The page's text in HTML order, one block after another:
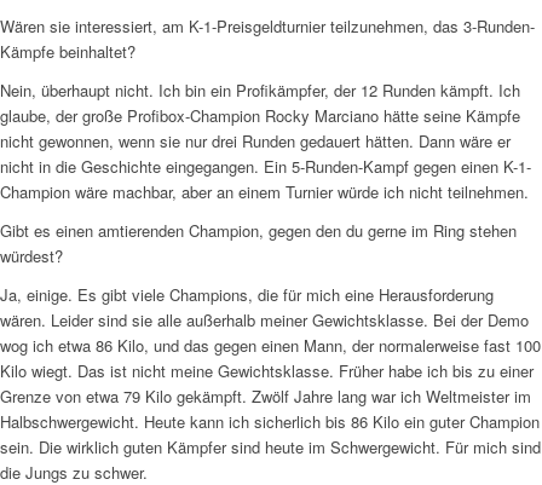
Wären sie interessiert, am K-1-Preisgeldturnier teilzunehmen, das 3-Runden-
Kämpfe beinhaltet?
Nein, überhaupt nicht. Ich bin ein Profikämpfer, der 12 Runden kämpft. Ich
glaube, der große Profibox-Champion Rocky Marciano hätte seine Kämpfe
nicht gewonnen, wenn sie nur drei Runden gedauert hätten. Dann wäre er
nicht in die Geschichte eingegangen. Ein 5-Runden-Kampf gegen einen K-1-
Champion wäre machbar, aber an einem Turnier würde ich nicht teilnehmen.
Gibt es einen amtierenden Champion, gegen den du gerne im Ring stehen
würdest?
Ja, einige. Es gibt viele Champions, die für mich eine Herausforderung
wären. Leider sind sie alle außerhalb meiner Gewichtsklasse. Bei der Demo
wog ich etwa 86 Kilo, und das gegen einen Mann, der normalerweise fast 100
Kilo wiegt. Das ist nicht meine Gewichtsklasse. Früher habe ich bis zu einer
Grenze von etwa 79 Kilo gekämpft. Zwölf Jahre lang war ich Weltmeister im
Halbschwergewicht. Heute kann ich sicherlich bis 86 Kilo ein guter Champion
sein. Die wirklich guten Kämpfer sind heute im Schwergewicht. Für mich sind
die Jungs zu schwer.